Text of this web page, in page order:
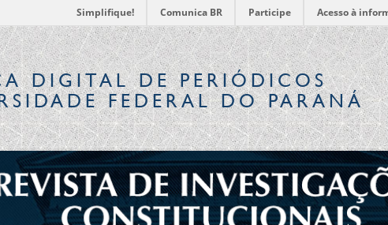
Simplifique! Comunica BR Participe Acesso à
DIGITALDE PERIÓDICOS
FEDERAL DO PARANÁ